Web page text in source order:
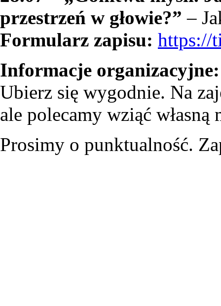
przestrzeń w głowie?” –
Formularz zapisu: https://
Informacje organizacyjne:
Ubierz się wygodnie. Na
ale polecamy wziąć własną
Prosimy o punktualność.